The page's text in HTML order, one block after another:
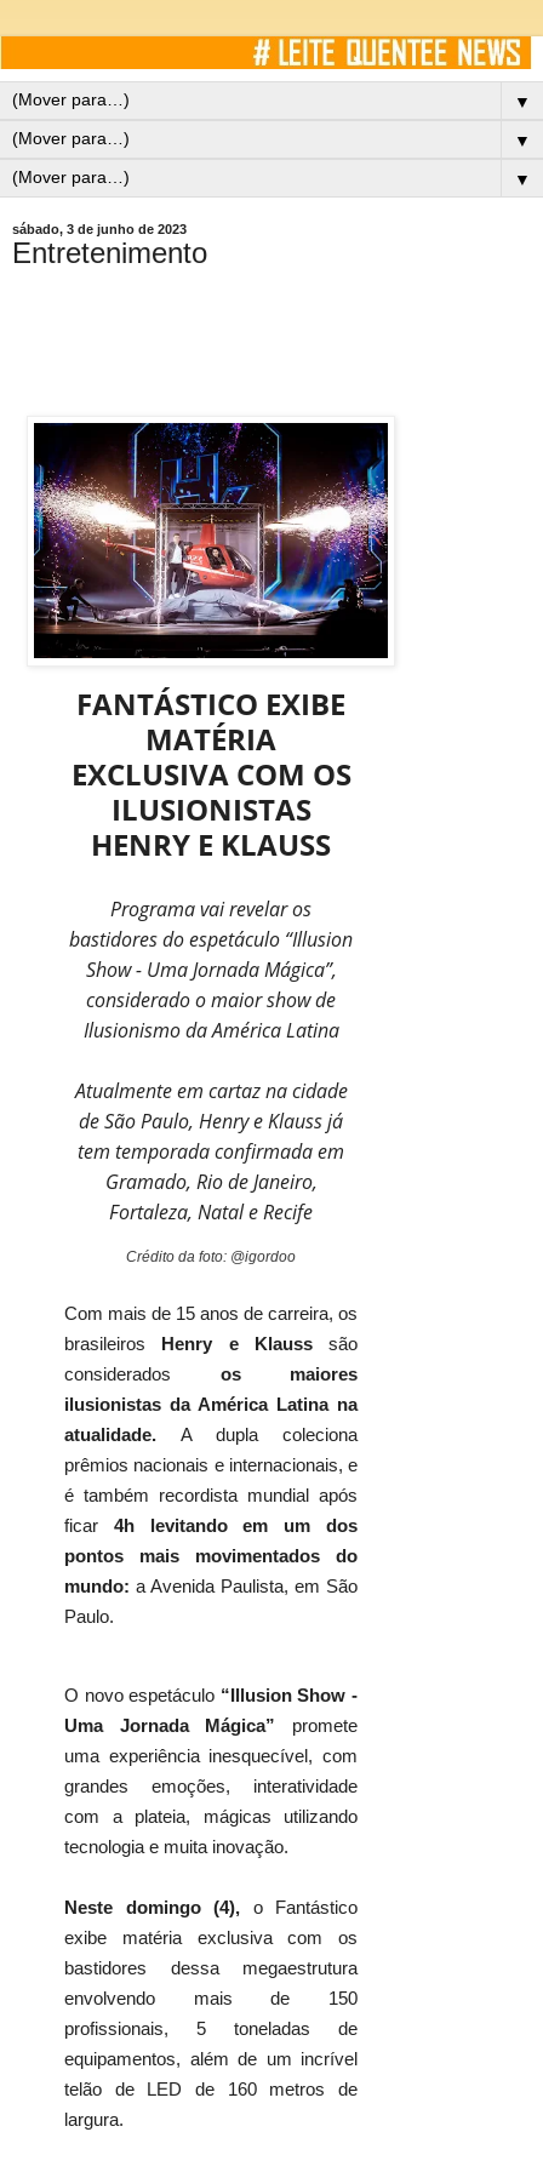
▼
▼
▼
sábado, 3 de junho de 2023
Entretenimento
FANTÁSTICO EXIBE
MATÉRIA
EXCLUSIVA COM OS
ILUSIONISTAS
HENRY E KLAUSS
Programa vai revelar os
bastidores do espetáculo “Illusion
Show - Uma Jornada Mágica”,
considerado o maior show de
Ilusionismo da América Latina
Atualmente em cartaz na cidade
de São Paulo, Henry e Klauss já
tem temporada confirmada em
Gramado, Rio de Janeiro,
Fortaleza, Natal e Recife
Crédito da foto: @igordoo
Com mais de 15 anos de carreira, os
brasileiros Henry e Klausssão
considerados os maiores
ilusionistas da América Latina na
atualidade. A dupla coleciona
prêmios nacionais e internacionais, e
é também recordista mundial após
ficar 4h levitando em um dos
pontos mais movimentados do
mundo: a Avenida Paulista, em São
Paulo.
O novo espetáculo “Illusion Show -
Uma Jornada Mágica” promete
uma experiência inesquecível, com
grandes emoções, interatividade
com a plateia, mágicas utilizando
tecnologia e muita inovação.
Neste domingo (4), o Fantástico
exibe matéria exclusiva com os
bastidores dessa megaestrutura
envolvendo mais de 150
profissionais, 5 toneladas de
equipamentos, além de um incrível
telão de LED de 160 metros de
largura.